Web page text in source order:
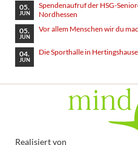
05.
JUN
Spendenaufruf der HSG-
Nordhessen
05.
JUN
Vor allem Menschen wir du
04.
JUN
Die Sporthalle in
Realisiert von